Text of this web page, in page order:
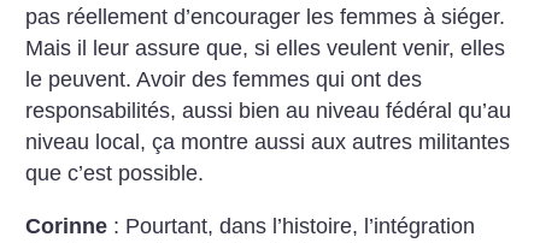
pas réellement d’encourager les femmes à siéger.
Mais il leur assure que, si elles veulent venir, elles
le peuvent. Avoir des femmes qui ont des
responsabilités, aussi bien au niveau fédéral qu’au
niveau local, ça montre aussi aux autres militantes
que c’est possible.
Corinne : Pourtant, dans l’histoire, l’intégration